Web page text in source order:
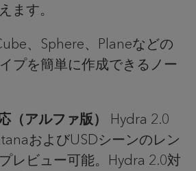
ます。
、 Sphere、 Planeなどの
プを簡単に作成できるノー
（アルファ版）
Hydra 2.0
およびUSDシーンのレン
レビュー可能。 Hydra 2.0対